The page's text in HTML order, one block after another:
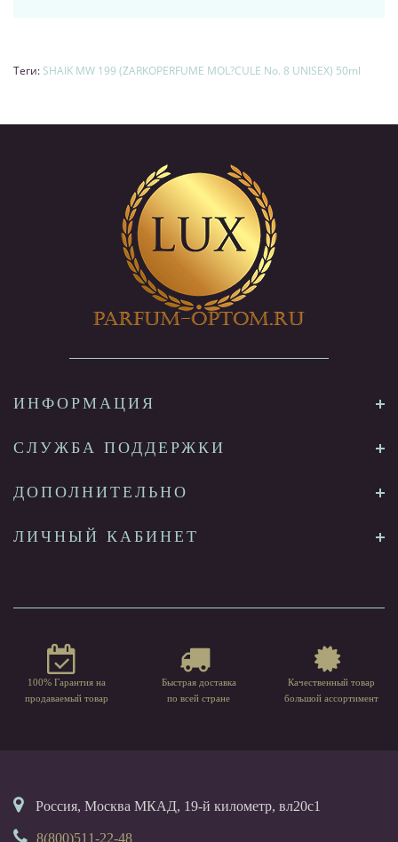
Теги: SHAIK MW 199 (ZARKOPERFUME MOL?CULE No. 8 UNISEX) 50ml
ИНФОРМАЦИЯ
СЛУЖБА ПОДДЕРЖКИ
ДОПОЛНИТЕЛЬНО
ЛИЧНЫЙ КАБИНЕТ
100% Гарантия на
продаваемый товар
Быстрая доставка
по всей стране
Качественный товар
большой ассортимент
Россия, Москва МКАД, 19-й километр, вл20с1
8(800)511-22-48